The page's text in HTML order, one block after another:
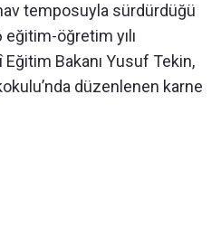
temposuyla sürdürdüğü
öğretim yılı
Bakanı Yusuf Tekin,
düzenlenen karne